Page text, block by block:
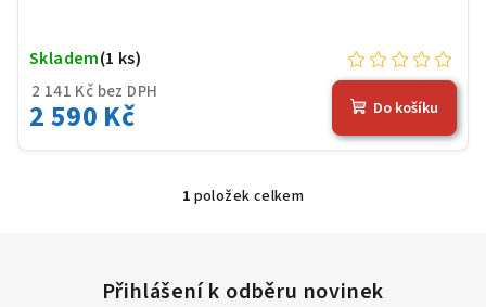
2 141 Kč bez DPH
2 590 Kč
Skladem(1 ks)
Do košíku
O
á
1 položek celkem